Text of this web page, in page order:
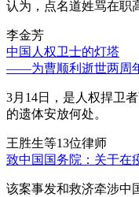
认为，点名道姓骂在职
李金芳
中国人权卫士的灯塔
——为曹顺利逝世两周
3月14日，是人权捍卫
的遗体安放何处。
王胜生等13位律师
致中国国务院：关于在
该案事发和救济牵涉中